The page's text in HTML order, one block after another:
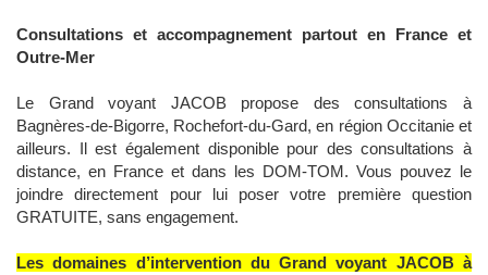
Consultations et accompagnement partout en France et
Outre-Mer
Le Grand voyant JACOB propose des consultations à
Bagnères-de-Bigorre, Rochefort-du-Gard, en région Occitanie et
ailleurs. Il est également disponible pour des consultations à
distance, en France et dans les DOM-TOM. Vous pouvez le
joindre directement pour lui poser votre première question
GRATUITE, sans engagement.
Les domaines d’intervention du Grand voyant JACOB à